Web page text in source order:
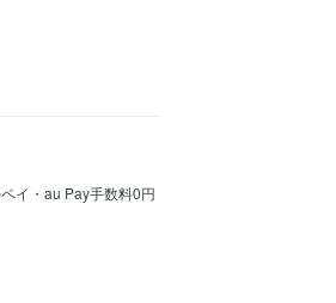
イ・au Pay手数料0円